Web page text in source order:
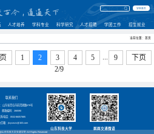
学校首页
人才培养 学科专业 科学研究 人才招聘 学团工作 招生就业
当前位置：首页
1 2 3 4 5 9
下页
2/9
联系我们
山东省青岛市前湾港路579号
邮政编码：266590
系电话：0532-86057885
信箱：jtxyxwzx@163.com
山东科技大学 嵙嵙交通微语
山东科技大学交通学院 All Rights Reserved